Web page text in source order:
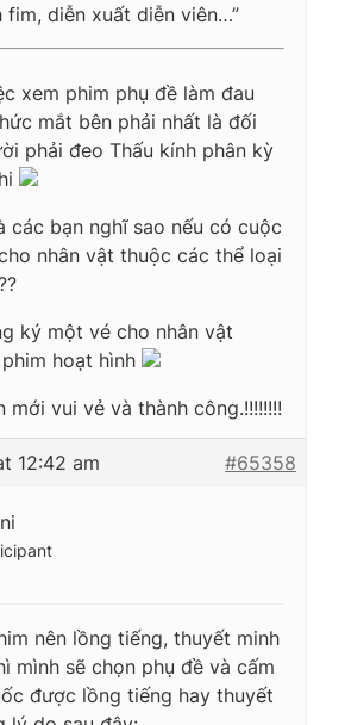
fim, diễn xuất diễn viên…”
xem phim phụ đề làm đau
mắt bên phải nhất là đối
phải đeo Thấu kính phân kỳ
các bạn nghĩ sao nếu có cuộc
nhân vật thuộc các thể loại
ký một vé cho nhân vật
hoạt hình
mới vui vẻ và thành công.!!!!!!!!
12:42 am #65358
nên lồng tiếng, thuyết minh
mình sẽ chọn phụ đề và cấm
được lồng tiếng hay thuyết